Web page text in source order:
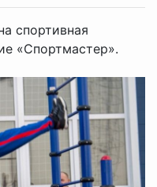
спортивная
«Спортмастер».